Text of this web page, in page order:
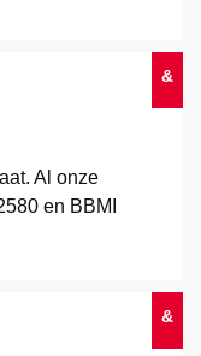
&
Al onze
en BBMI
&